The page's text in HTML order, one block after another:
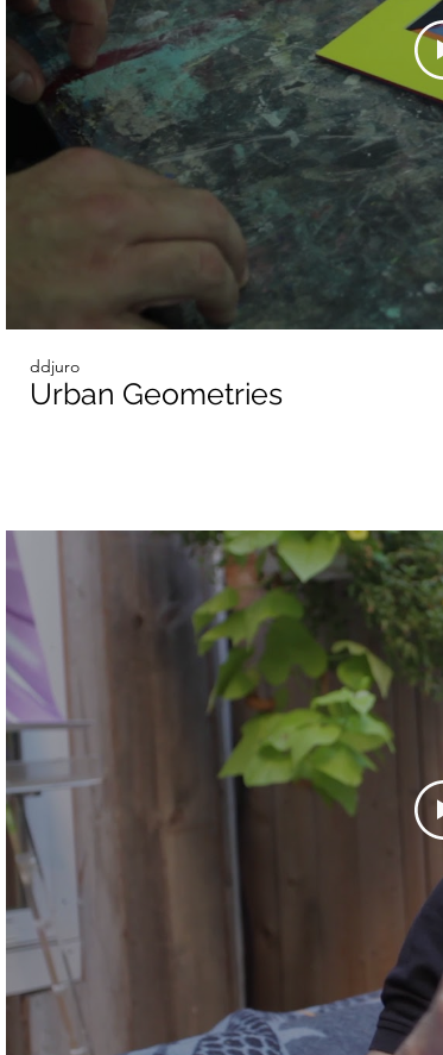
ddjuro
Urban Geometries